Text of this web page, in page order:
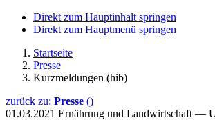
Direkt zum Hauptinhalt springen
Direkt zum Hauptmenü springen
Startseite
Presse
Kurzmeldungen (hib)
zurück zu: Presse ()
01.03.2021 Ernährung und Landwirtschaft —